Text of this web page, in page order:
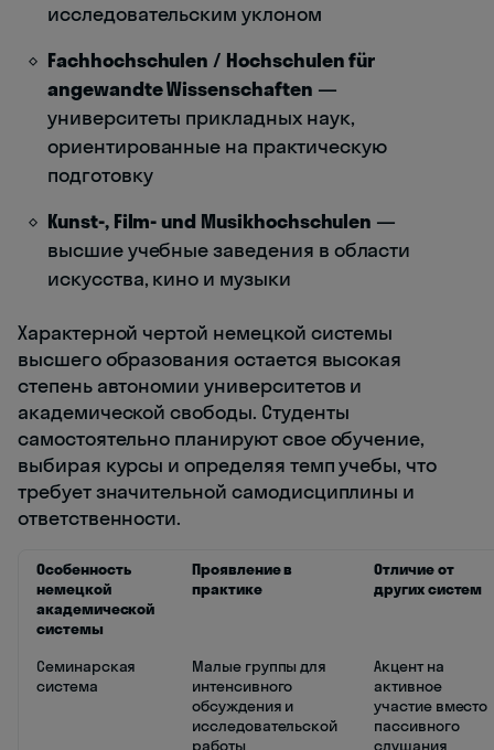
исследовательским уклоном
Fachhochschulen / Hochschulen für
angewandte Wissenschaften —
университеты прикладных наук,
ориентированные на практическую
подготовку
Kunst-, Film- und Musikhochschulen —
высшие учебные заведения в области
искусства, кино и музыки
Характерной чертой немецкой системы
высшего образования остается высокая
степень автономии университетов и
академической свободы. Студенты
самостоятельно планируют свое обучение,
выбирая курсы и определяя темп учебы, что
требует значительной самодисциплины и
ответственности.
Особенность
немецкой
академической
системы
Проявление в
практике
Отличие от
других систем
Семинарская
система
Малые группы для
интенсивного
обсуждения и
исследовательской
работы
Акцент на
активное
участие вместо
пассивного
слушания